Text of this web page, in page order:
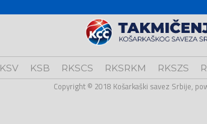
KSV KSB RKSCS RKSRKM RKSZS
Copyright © 2018 Košarkaški savez Srbije,